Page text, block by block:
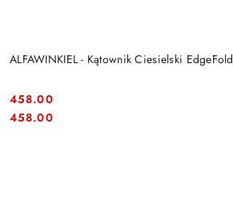
ALFAWINKIEL - Kątownik Ciesielski EdgeFold
Cena:
458.00
Cena:
458.00